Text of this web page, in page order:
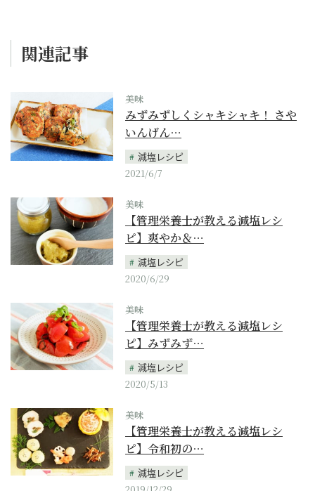
関連記事
美味
みずみずしくシャキシャキ！ さや
いんげん…
減塩レシピ
2021/6/7
美味
【管理栄養士が教える減塩レシ
ピ】爽やか＆…
減塩レシピ
2020/6/29
美味
【管理栄養士が教える減塩レシ
ピ】みずみず…
減塩レシピ
2020/5/13
美味
【管理栄養士が教える減塩レシ
ピ】令和初の…
減塩レシピ